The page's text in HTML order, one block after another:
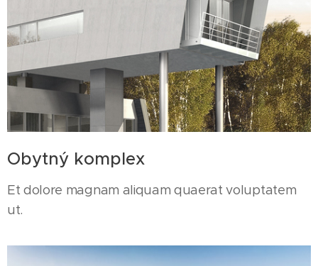
Obytný komplex
Et dolore magnam aliquam quaerat voluptatem
ut.